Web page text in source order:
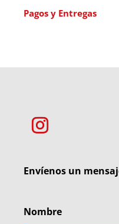
Pagos y Entregas
Envíenos un